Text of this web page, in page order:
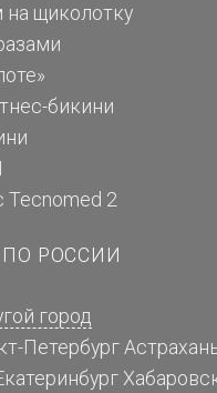
щиколотку
бикини
Tecnomed 2
РОССИИ
город
Петербург